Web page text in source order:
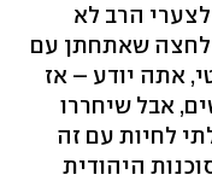
הרב לא
18 אמא שלי לחצה שאתחתן עם
אתה יודע – אז
אבל שיחררו
לחיות עם זה
היהודית